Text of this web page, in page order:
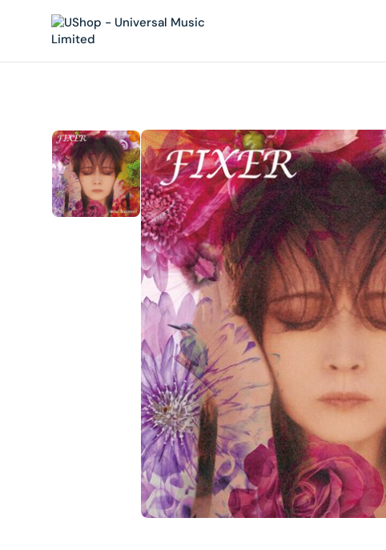
簿
中
啟
第
1
張